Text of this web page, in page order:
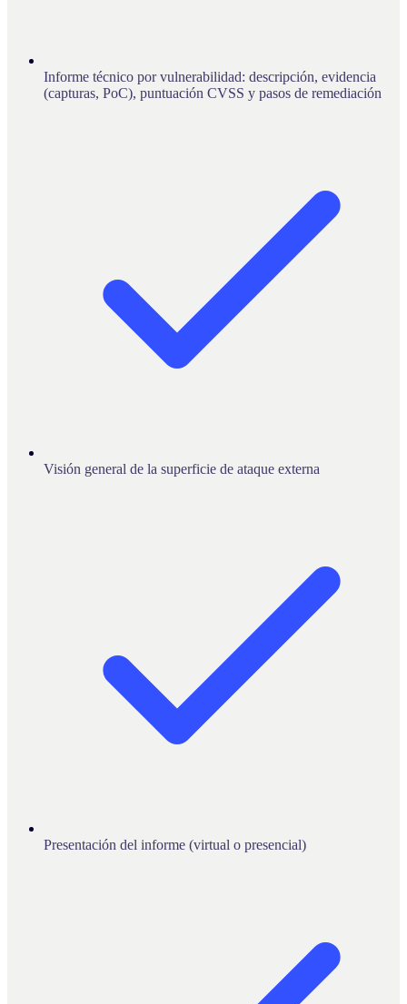
Informe técnico por vulnerabilidad: descripción, evidencia
(capturas, PoC), puntuación CVSS y pasos de remediación
Visión general de la superficie de ataque externa
Presentación del informe (virtual o presencial)